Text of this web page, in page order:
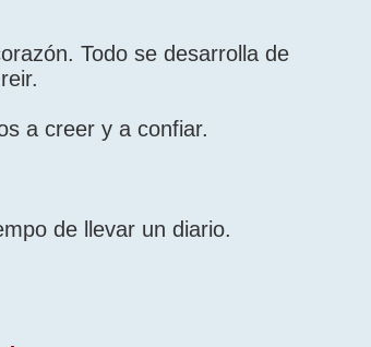
Todo se desarrolla de
a creer y a confiar.
de llevar un diario.